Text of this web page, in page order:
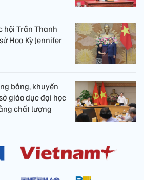
hội Trần Thanh
Hoa Kỳ Jennifer
bằng, khuyến
giáo dục đại học
chất lượng​